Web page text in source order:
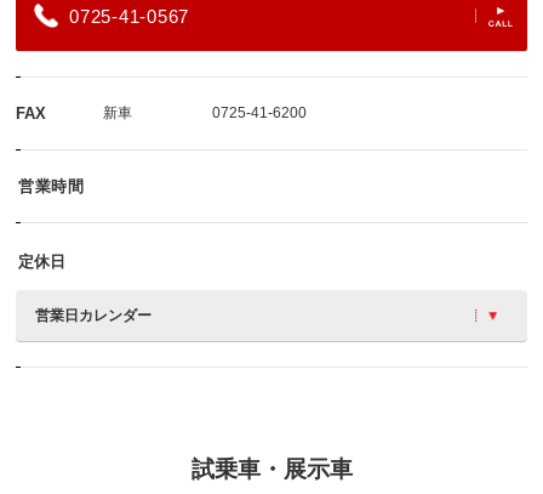
0725-41-0567
FAX 新車 0725-41-6200
営業時間
定休日
営業日カレンダー
試乗車・展示車